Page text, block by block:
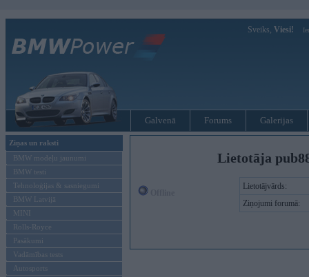
Sveiks, Viesi!
Galvenā Forums Galerijas
Ziņas un raksti
BMW modeļu jaunumi
BMW testi
Tehnoloģijas & sasniegumi
BMW Latvijā
MINI
Rolls-Royce
Pasākumi
Vadāmības tests
Autosports
Lietotāja
Lietotājvārds:
Ziņojumi forumā: